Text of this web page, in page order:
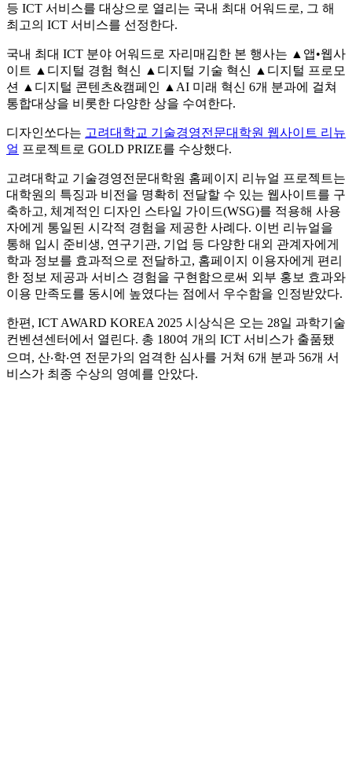
등 ICT 서비스를 대상으로 열리는 국내 최대 어워드로, 그 해
최고의 ICT 서비스를 선정한다.
국내 최대 ICT 분야 어워드로 자리매김한 본 행사는 ▲앱•웹사
이트 ▲디지털 경험 혁신 ▲디지털 기술 혁신 ▲디지털 프로모
션 ▲디지털 콘텐츠&캠페인 ▲AI 미래 혁신 6개 분과에 걸쳐
통합대상을 비롯한 다양한 상을 수여한다.
디자인쏘다는 고려대학교 기술경영전문대학원 웹사이트 리뉴
얼 프로젝트로 GOLD PRIZE를 수상했다.
고려대학교 기술경영전문대학원 홈페이지 리뉴얼 프로젝트는
대학원의 특징과 비전을 명확히 전달할 수 있는 웹사이트를 구
축하고, 체계적인 디자인 스타일 가이드(WSG)를 적용해 사용
자에게 통일된 시각적 경험을 제공한 사례다. 이번 리뉴얼을
통해 입시 준비생, 연구기관, 기업 등 다양한 대외 관계자에게
학과 정보를 효과적으로 전달하고, 홈페이지 이용자에게 편리
한 정보 제공과 서비스 경험을 구현함으로써 외부 홍보 효과와
이용 만족도를 동시에 높였다는 점에서 우수함을 인정받았다.
한편, ICT AWARD KOREA 2025 시상식은 오는 28일 과학기술
컨벤션센터에서 열린다. 총 180여 개의 ICT 서비스가 출품됐
으며, 산‧학‧연 전문가의 엄격한 심사를 거쳐 6개 분과 56개 서
비스가 최종 수상의 영예를 안았다.